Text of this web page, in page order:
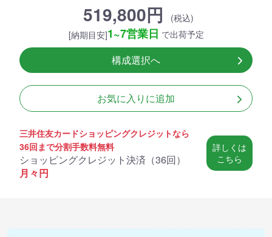
519,800円
(税込)
[納期目安]1~7営業日 で出荷予定
構成選択へ
お気に入りに追加
三井住友カードショッピングクレジットなら
36回まで分割手数料無料
ショッピングクレジット決済（36回）
月々円
詳しくは
こちら